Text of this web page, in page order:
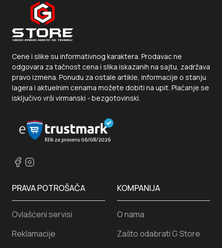
Cene i slike su informativnog karaktera. Prodavac ne
odgovara za tačnost cena i slika iskazanih na sajtu, zadržava
pravo izmena. Ponudu za ostale artikle, informacije o stanju
lagera i aktuelnim cenama možete dobiti na upit. Plaćanje se
isključivo vrši virmanski - bezgotovinski.
PRAVA POTROŠAČA
Ovlašćeni servisi
Reklamacije
KOMPANIJA
O nama
Zašto odabrati G Store